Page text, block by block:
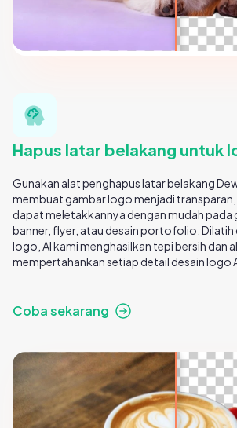
Hapus latar belakang untuk
Gunakan alat penghapus latar belakang
membuat gambar logo menjadi transparan,
dapat meletakkannya dengan mudah pada
banner, flyer, atau desain portofolio.
logo, AI kami menghasilkan tepi bersih dan
mempertahankan setiap detail desain logo
Coba sekarang